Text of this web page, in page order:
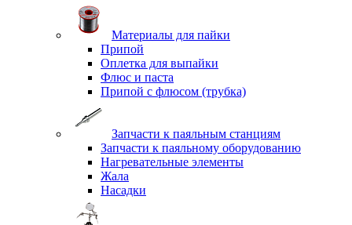
Материалы для пайки
Припой
Оплетка для выпайки
Флюс и паста
Припой с флюсом (трубка)
Запчасти к паяльным станциям
Запчасти к паяльному оборудованию
Нагревательные элементы
Жала
Насадки